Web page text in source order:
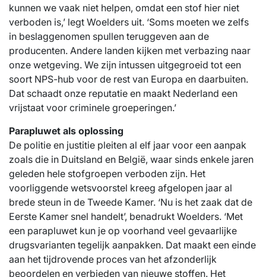
kunnen we vaak niet helpen, omdat een stof hier niet
verboden is,’ legt Woelders uit. ‘Soms moeten we zelfs
in beslaggenomen spullen teruggeven aan de
producenten. Andere landen kijken met verbazing naar
onze wetgeving. We zijn intussen uitgegroeid tot een
soort NPS-hub voor de rest van Europa en daarbuiten.
Dat schaadt onze reputatie en maakt Nederland een
vrijstaat voor criminele groeperingen.’
Parapluwet als oplossing
De politie en justitie pleiten al elf jaar voor een aanpak
zoals die in Duitsland en België, waar sinds enkele jaren
geleden hele stofgroepen verboden zijn. Het
voorliggende wetsvoorstel kreeg afgelopen jaar al
brede steun in de Tweede Kamer. ‘Nu is het zaak dat de
Eerste Kamer snel handelt’, benadrukt Woelders. ‘Met
een parapluwet kun je op voorhand veel gevaarlijke
drugsvarianten tegelijk aanpakken. Dat maakt een einde
aan het tijdrovende proces van het afzonderlijk
beoordelen en verbieden van nieuwe stoffen. Het